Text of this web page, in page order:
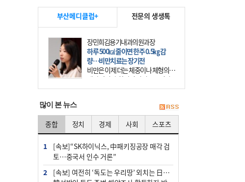
부산메디클럽+ 전문의 생생톡
장민희김용기내과의원과장
하루 500㎉ 줄이면 한주 0.5㎏ 감
량…비만치료는 장기전
비만은 이제 더는 체중이나 체형의 문
제가 아니다. 하나의 질병으로 인지
하고 치료와 관리를 해야 한다. 세계
많이 본 뉴스
종합 정치 경제 사회 스포츠
1
[속보]“SK하이닉스, 中패키징공장 매각 검
토…중국서 인수 거론”
2
[속보] 여전히 ‘독도는 우리땅’ 외치는 日…